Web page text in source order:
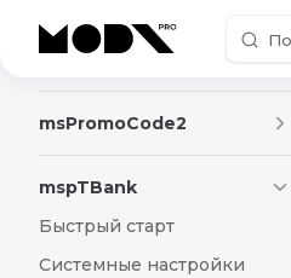
Skip to content
msPromoCode
msPromoCode2
mspTBank
Быстрый старт
Системные настройки